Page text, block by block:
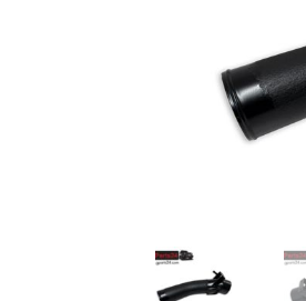
TOP-Seller: G-
Impressum